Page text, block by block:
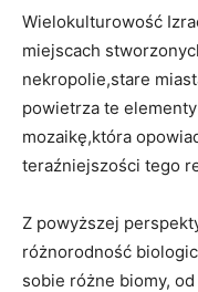
Wielokulturowość
miejscach
nekropolie,stare
powietrza te
mozaikę,która
teraźniejszości tego
Z powyższej
różnorodność
sobie różne biomy,